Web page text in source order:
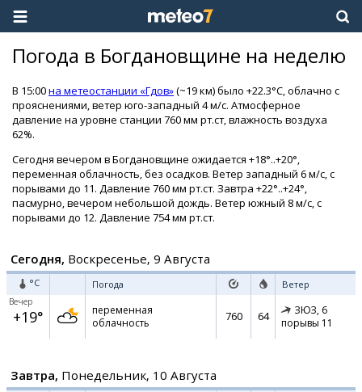
Погода в Богдановщине на неделю
В 15:00на метеостанции «Гдов»(~19 км) было +22.3°C, облачно с
прояснениями, ветер юго-западный 4 м/с. Атмосферное
давление на уровне станции 760 мм рт.ст, влажность воздуха
62%.
Сегодня вечером в Богдановщине ожидается +18°..+20°,
переменная облачность, без осадков. Ветер западный 6 м/с, с
порывами до 11. Давление 760 мм рт.ст. Завтра +22°..+24°,
пасмурно, вечером небольшой дождь. Ветер южный 8 м/с, с
порывами до 12. Давление 754 мм рт.ст.
Сегодня, Воскресенье, 9 Августа
°C Погода Ветер
Вечер
+19°
переменная
облачность
760 64 ЗЮЗ, 6
порывы 11
Завтра, Понедельник, 10 Августа